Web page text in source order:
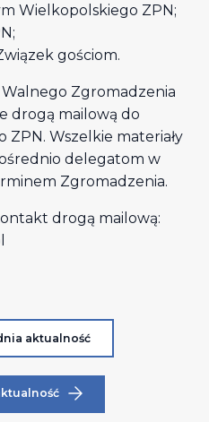
Wielkopolskiego ZPN;
gościom.
Zgromadzenia
drogą mailową do
ZPN. Wszelkie materiały
delegatom w
Zgromadzenia.
drogą mailową:
aktualność